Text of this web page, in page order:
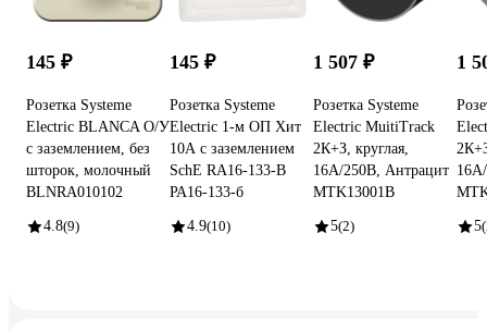
145 ₽
Розетка Systeme
Electric BLANCA О/У
с заземлением, без
шторок, молочный
BLNRA010102
4.8(9)
145 ₽
Розетка Systeme
Electric 1-м ОП Хит
10А с заземлением
SchE RA16-133-B
РА16-133-б
4.9(10)
1 507 ₽
Розетка Systeme
Electric MuitiTrack
2К+З, круглая,
16А/250В, Антрацит
MTK13001B
5(2)
1
5